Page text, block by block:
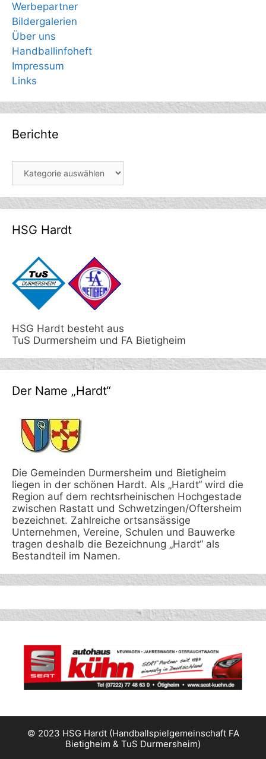
Werbepartner
Bildergalerien
Über uns
Handballinfoheft
Impressum
Links
Berichte
HSG Hardt
HSG Hardt besteht aus
TuS Durmersheim und FA Bietigheim
Der Name „Hardt“
Die Gemeinden Durmersheim und Bietigheim
liegen in der schönen Hardt. Als „Hardt“ wird die
Region auf dem rechtsrheinischen Hochgestade
zwischen Rastatt und Schwetzingen/Oftersheim
bezeichnet. Zahlreiche ortsansässige
Unternehmen, Vereine, Schulen und Bauwerke
tragen deshalb die Bezeichnung „Hardt“ als
Bestandteil im Namen.
© 2023 HSG Hardt (Handballspielgemeinschaft FA
Bietigheim & TuS Durmersheim)